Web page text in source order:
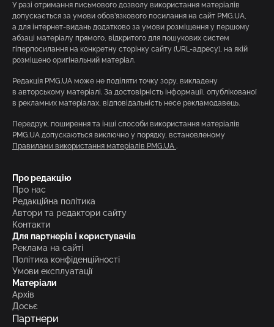
У разі отримання письмового дозволу використання матеріалів
допускається за умови обов’язкового посилання на сайт PMG.UA,
а для інтернет-видань додатково за умови розміщення у першому
абзаці матеріалу прямого, відкритого для пошукових систем
гіперпосилання на конкретну сторінку сайту (URL-адресу), на якій
розміщено оригінальний матеріал.
Редакція PMG.UA може не поділяти точку зору, викладену
в авторському матеріалі. За достовірність інформації, опублікованої
в рекламних матеріалах, відповідальність несе рекламодавець.
Передрук, поширення та інші способи використання матеріалів
PMG.UA допускаються виключно у порядку, встановленому
Правилами використання матеріалів PMG.UA .
Про редакцію
Про нас
Редакційна політика
Автори та редактори сайту
Контакти
Для партнерів і користувачів
Реклама на сайті
Політика конфіденційності
Умови експлуатації
Матеріали
Архів
Досьє
Партнери